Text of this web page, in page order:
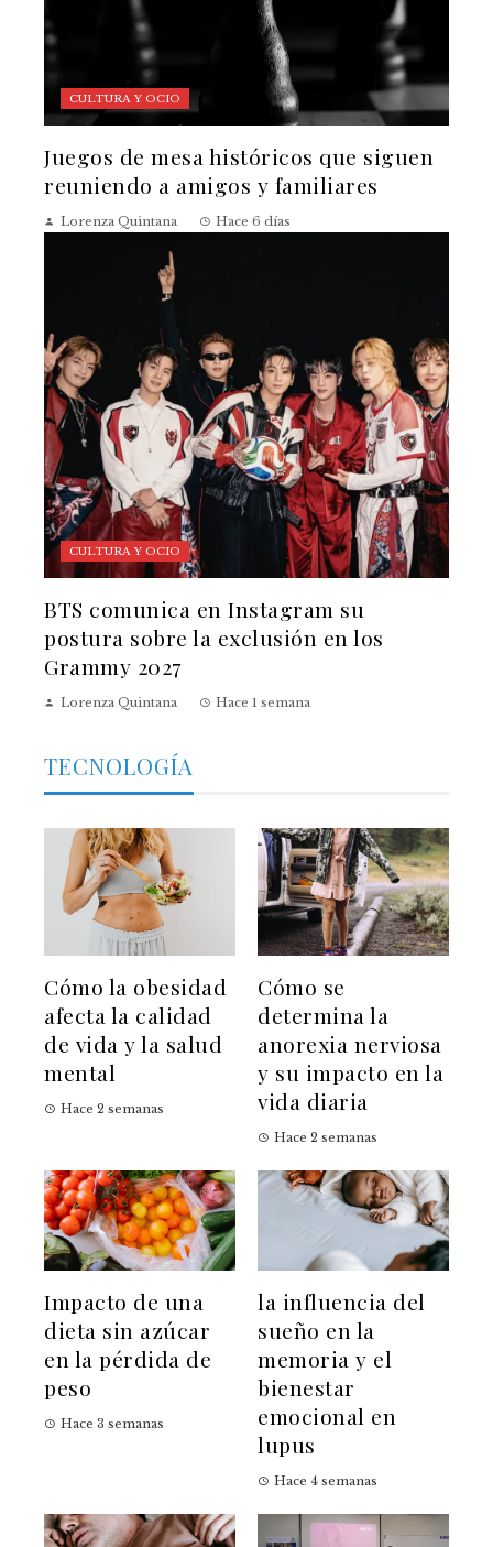
CULTURA Y OCIO
Juegos de mesa históricos que siguen
reuniendo a amigos y familiares
Lorenza Quintana Hace 6 días
CULTURA Y OCIO
BTS comunica en Instagram su
postura sobre la exclusión en los
Grammy 2027
Lorenza Quintana Hace 1 semana
TECNOLOGÍA
Cómo la obesidad
afecta la calidad
de vida y la salud
mental
Hace 2 semanas
Cómo se
determina la
anorexia nerviosa
y su impacto en la
vida diaria
Hace 2 semanas
Impacto de una
dieta sin azúcar
en la pérdida de
peso
Hace 3 semanas
la influencia del
sueño en la
memoria y el
bienestar
emocional en
lupus
Hace 4 semanas